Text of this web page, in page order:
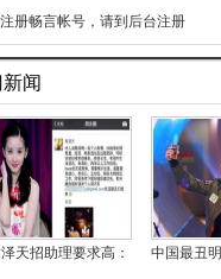
册畅言帐号，请到后台注册
闻
天招助理要求高： 中国最丑